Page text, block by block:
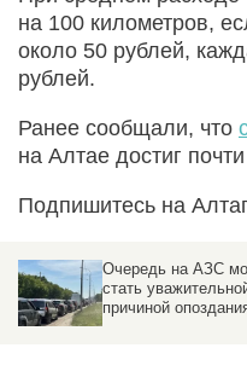
на 100 километров,
около 50 рублей,
рублей.
Ранее сообщали, что
на Алтае достиг
Подпишитесь на
Очередь на АЗС
стать
причиной опоздания